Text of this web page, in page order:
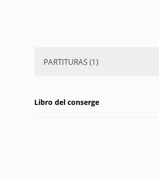
PARTITURAS (1)
Libro del conserge